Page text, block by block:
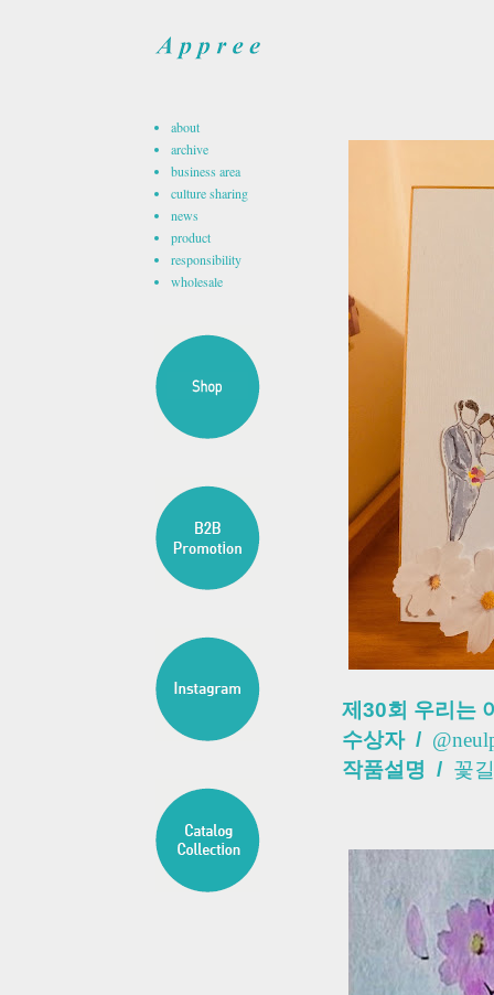
제30회 우리는
수상자 /
작품설명 / 꽃
about
archive
business area
culture sharing
news
product
responsibility
wholesale